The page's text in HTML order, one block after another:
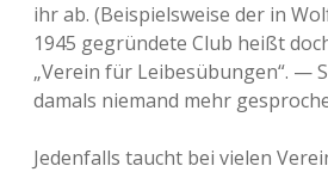
ihr ab. (Beispielsweise der in
1945 gegründete Club heißt
„Verein für Leibesübungen“. —
damals niemand mehr
Jedenfalls taucht bei vielen